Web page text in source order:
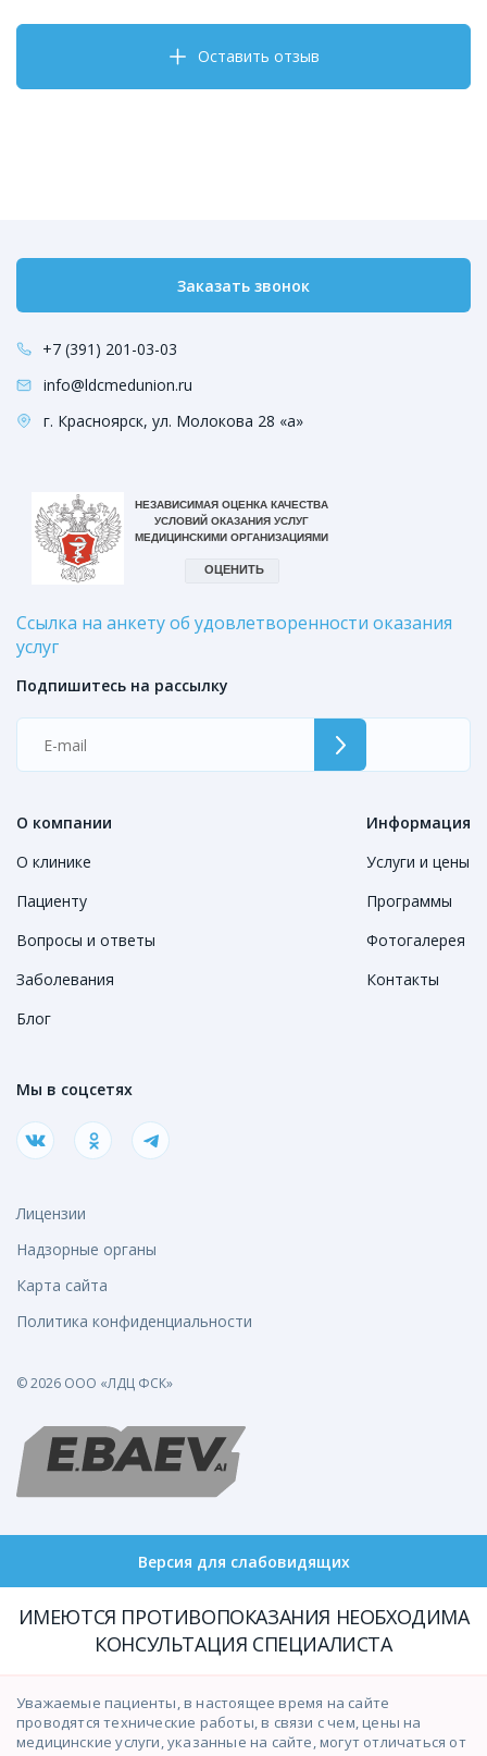
Оставить отзыв
Заказать звонок
+7 (391) 201-03-03
info@ldcmedunion.ru
г. Красноярск, ул. Молокова 28 «а»
Ссылка на анкету об удовлетворенности оказания
услуг
О компании
О клинике
Пациенту
Вопросы и ответы
Заболевания
Блог
Информация
Услуги и цены
Программы
Фотогалерея
Контакты
Подпишитесь на рассылку
Мы в соцсетях
Лицензии
Надзорные органы
Карта сайта
Политика конфиденциальности
© 2026 ООО «ЛДЦ ФСК»
Версия для слабовидящих
ИМЕЮТСЯ ПРОТИВОПОКАЗАНИЯ НЕОБХОДИМА
КОНСУЛЬТАЦИЯ СПЕЦИАЛИСТА
Уважаемые пациенты, в настоящее время на сайте
проводятся технические работы, в связи с чем, цены на
медицинские услуги, указанные на сайте, могут отличаться от